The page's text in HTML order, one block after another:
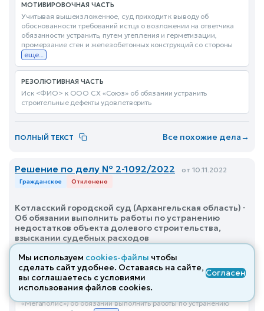
МОТИВИРОВОЧНАЯ ЧАСТЬ
Учитывая вышеизложенное, суд приходит к выводу об
обоснованности требований истца о возложении на ответчика
обязанности устранить, путем утепления и герметизации,
промерзание стен и железобетонных конструкций со стороны
еще...
РЕЗОЛЮТИВНАЯ ЧАСТЬ
Иск <ФИО> к ООО СХ «Союз» об обязании устранить
строительные дефекты удовлетворить
ПОЛНЫЙ ТЕКСТ Все похожие дела→
Решение по делу № 2-1092/2022 от 10.11.2022
Гражданское Отклонено
Котласский городской суд (Архангельская область) ·
Об обязании выполнить работы по устранению
недостатков объекта долевого строительства,
взыскании судебных расходов
ВВОДНАЯ ЧАСТЬ
<ФИО> обратился в суд с иском к обществу с ограниченной
ответственностью Специализированный застройщик
«Мегаполис» (далее - ООО Специализированный застройщик
«Мегаполис») об обязании выполнить работы по устранению
Мы используем cookies-файлы чтобы
сделать сайт удобнее. Оставаясь на сайте,
вы соглашаетесь с условиями
использования файлов cооkies.
Согласен